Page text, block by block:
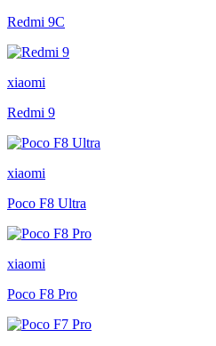
Redmi 9C
xiaomi
Redmi 9
xiaomi
Poco F8 Ultra
xiaomi
Poco F8 Pro